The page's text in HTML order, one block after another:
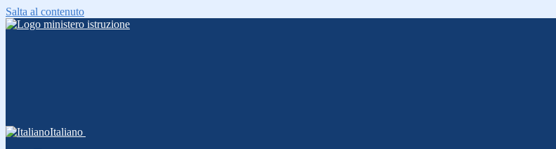
Salta al contenuto
Italiano